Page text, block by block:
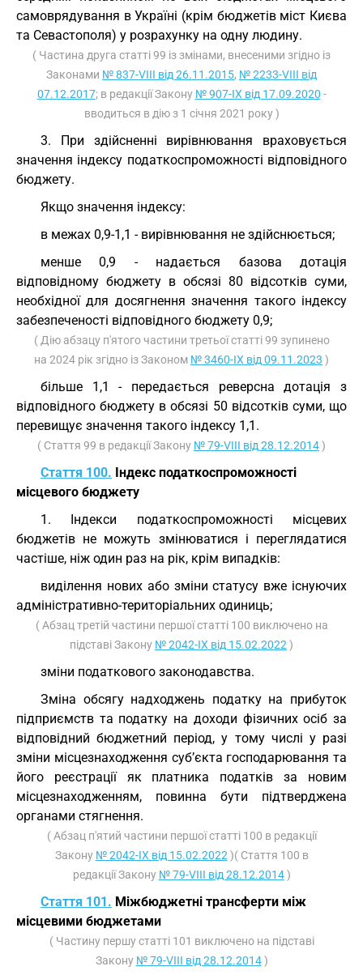
самоврядування в Україні (крім бюджетів міст Києва
та Севастополя) у розрахунку на одну людину.
( Частина друга статті 99 із змінами, внесеними згідно із
Законами № 837-VIII від 26.11.2015, № 2233-VIII від
07.12.2017; в редакції Закону № 907-IX від 17.09.2020 -
вводиться в дію з 1 січня 2021 року )
3. При здійсненні вирівнювання враховується
значення індексу податкоспроможності відповідного
бюджету.
Якщо значення індексу:
в межах 0,9-1,1 - вирівнювання не здійснюється;
менше 0,9 - надається базова дотація
відповідному бюджету в обсязі 80 відсотків суми,
необхідної для досягнення значення такого індексу
забезпеченості відповідного бюджету 0,9;
( Дію абзацу п'ятого частини третьої статті 99 зупинено
на 2024 рік згідно із Законом № 3460-IX від 09.11.2023 )
більше 1,1 - передається реверсна дотація з
відповідного бюджету в обсязі 50 відсотків суми, що
перевищує значення такого індексу 1,1.
( Стаття 99 в редакції Закону № 79-VIII від 28.12.2014)
Стаття 100. Індекс податкоспроможності
місцевого бюджету
1. Індекси податкоспроможності місцевих
бюджетів не можуть змінюватися і переглядатися
частіше, ніж один раз на рік, крім випадків:
виділення нових або зміни статусу вже існуючих
адміністративно-територіальних одиниць;
( Абзац третій частини першої статті 100 виключено на
підставі Закону № 2042-IX від 15.02.2022 )
зміни податкового законодавства.
Зміна обсягу надходжень податку на прибуток
підприємств та податку на доходи фізичних осіб за
відповідний бюджетний період, у тому числі у разі
зміни місцезнаходження суб’єкта господарювання та
його реєстрації як платника податків за новим
місцезнаходженням, повинна бути підтверджена
органами стягнення.
( Абзац п'ятий частини першої статті 100 в редакції
Закону № 2042-IX від 15.02.2022 )( Стаття 100 в
редакції Закону № 79-VIII від 28.12.2014)
Стаття 101. Міжбюджетні трансферти між
місцевими бюджетами
( Частину першу статті 101 виключено на підставі
Закону № 79-VIII від 28.12.2014)